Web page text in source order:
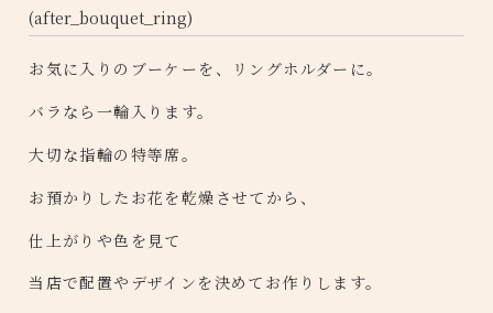
(after_bouquet_ring)
お気に入りのブーケーを、リングホルダーに。
バラなら一輪入ります。
大切な指輪の特等席。
お預かりしたお花を乾燥させてから、
仕上がりや色を見て
当店で配置やデザインを決めてお作りします。